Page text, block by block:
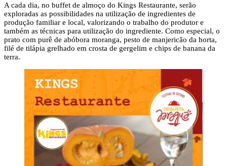
A cada dia, no buffet de almoço do Kings Restaurante, serão
exploradas as possibilidades na utilização de ingredientes de
produção familiar e local, valorizando o trabalho do produtor e
também as técnicas para utilização do ingrediente. Como especial, o
prato com purê de abóbora moranga, pesto de manjericão da horta,
filé de tilápia grelhado em crosta de gergelim e chips de banana da
terra.